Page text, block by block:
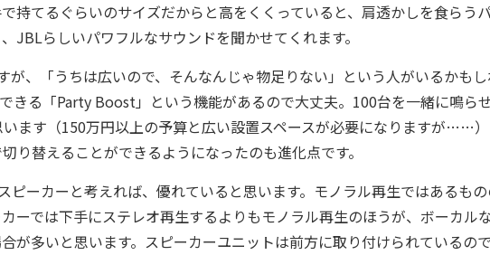
持てるぐらいのサイズだからと高をくくっていると、肩透かしを食らう
JBLらしいパワフルなサウンドを聞かせてくれます。
、「うちは広いので、そんなんじゃ物足りない」という人がいるかも
きる「Party Boost」という機能があるので大丈夫。100台を一緒に鳴ら
ます（150万円以上の予算と広い設置スペースが必要になりますが……
り替えることができるようになったのも進化点です。
ーカーと考えれば、優れていると思います。モノラル再生ではあるも
ーでは下手にステレオ再生するよりもモノラル再生のほうが、ボーカル
が多いと思います。スピーカーユニットは前方に取り付けられているの